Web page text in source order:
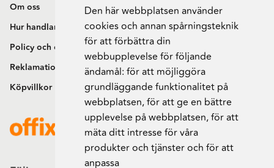
Den här webbplatsen använder
cookies och annan spårningsteknik
för att förbättra din
webbupplevelse för följande
ändamål: för att möjliggöra
grundläggande funktionalitet på
webbplatsen,för att ge en bättre
upplevelse på webbplatsen,för att
mäta ditt intresse för våra
produkter och tjänster och för att
anpassa
Om oss
Hur handlar jag?
Policy och cookies
Reklamation och retur
Köpvillkor